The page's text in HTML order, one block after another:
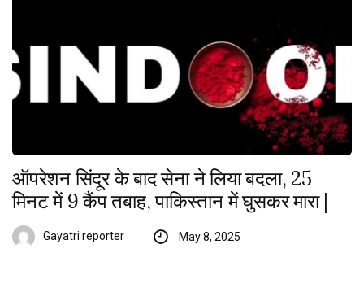
ऑपरेशन सिंदूर के बाद सेना ने लिया बदला, 25
मिनट में 9 कैंप तबाह, पाकिस्तान में घुसकर मारा |
Gayatri reporter May 8, 2025